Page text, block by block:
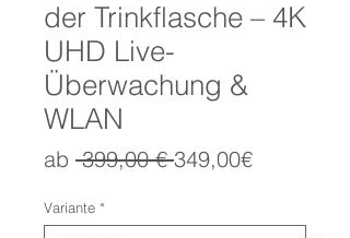
der Trinkflasche – 4K
UHD Live-
Überwachung &
WLAN
ab 399,00 € Standardpreis
349,00€Sale-
Variante *